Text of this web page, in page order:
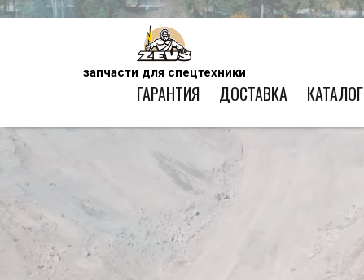
запчасти для спецтехники
ГАРАНТИЯ ДОСТАВКА КАТАЛОГ